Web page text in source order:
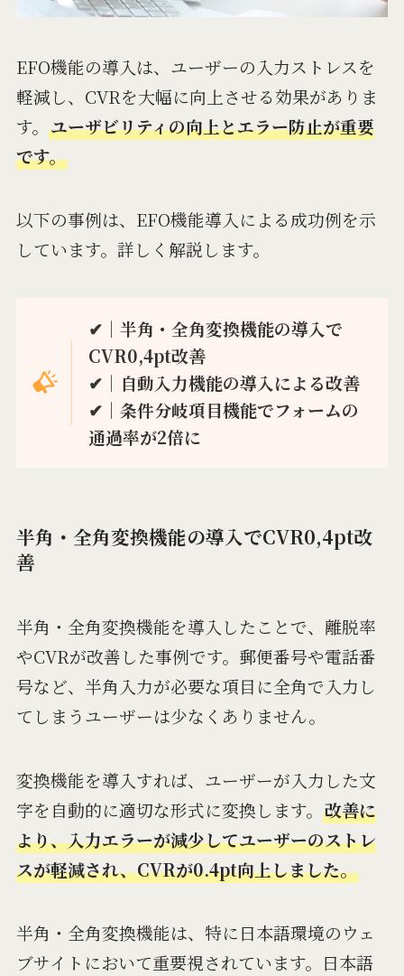
EFO機能の導入は、ユーザーの入力ストレスを
軽減し、CVRを大幅に向上させる効果がありま
す。 ユーザビリティの向上とエラー防止が重要
です。
以下の事例は、EFO機能導入による成功例を示
しています。詳しく解説します。
✔︎｜半角・全角変換機能の導入で
CVR0,4pt改善
✔︎｜自動入力機能の導入による改善
✔︎｜条件分岐項目機能でフォームの
通過率が2倍に
半角・全角変換機能の導入でCVR0,4pt改
善
半角・全角変換機能を導入したことで、離脱率
やCVRが改善した事例です。郵便番号や電話番
号など、半角入力が必要な項目に全角で入力し
てしまうユーザーは少なくありません。
変換機能を導入すれば、ユーザーが入力した文
字を自動的に適切な形式に変換します。 改善に
より、入力エラーが減少してユーザーのストレ
スが軽減され、CVRが0.4pt向上しました。
半角・全角変換機能は、特に日本語環境のウェ
ブサイトにおいて重要視されています。日本語